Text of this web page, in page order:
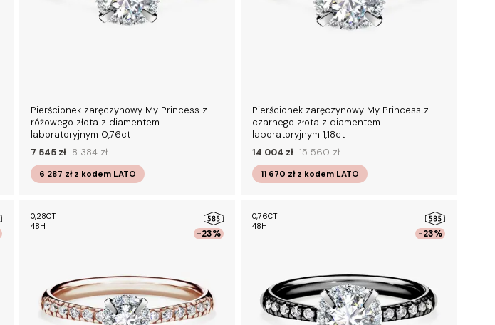
Pierścionek zaręczynowy My Princess z
różowego złota z diamentem
laboratoryjnym 0,76ct
7 545 zł 8 384 zł
6 287 zł z kodem LATO
Pierścionek zaręczynowy My Princess z
czarnego złota z diamentem
laboratoryjnym 1,18ct
14 004 zł 15 560 zł
11 670 zł z kodem LATO
-23%
0,28CT
48H
-23%
0,76CT
48H